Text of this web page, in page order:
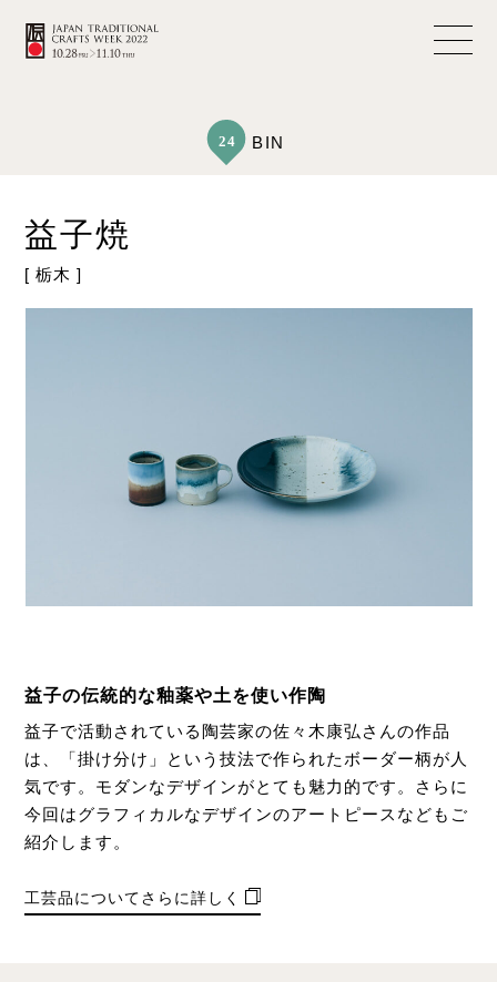
24 BIN
益子焼
[ 栃木 ]
益子の伝統的な釉薬や土を使い作陶
益子で活動されている陶芸家の佐々木康弘さんの作品
は、「掛け分け」という技法で作られたボーダー柄が人
気です。モダンなデザインがとても魅力的です。さらに
今回はグラフィカルなデザインのアートピースなどもご
紹介します。
工芸品についてさらに詳しく